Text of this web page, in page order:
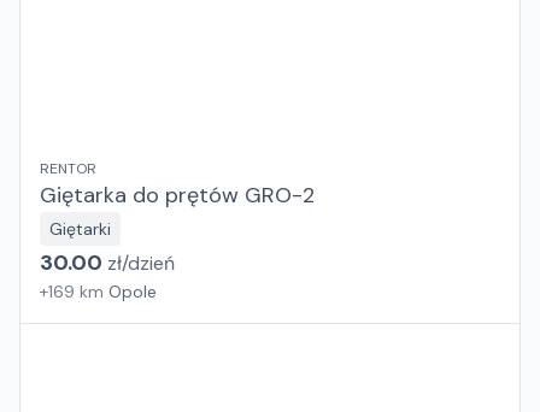
RENTOR
Giętarka do prętów GRO-2
Giętarki
30.00 zł/dzień
+169 km Opole